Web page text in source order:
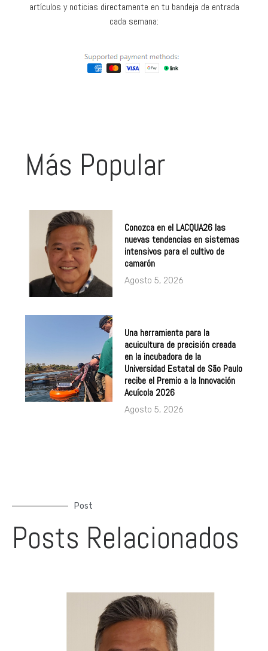
artículos y noticias directamente en tu bandeja de entrada
cada semana:
Más Popular
Conozca en el LACQUA26 las
nuevas tendencias en sistemas
intensivos para el cultivo de
camarón
Agosto 5, 2026
Una herramienta para la
acuicultura de precisión creada
en la incubadora de la
Universidad Estatal de São Paulo
recibe el Premio a la Innovación
Acuícola 2026
Agosto 5, 2026
Post
Posts Relacionados